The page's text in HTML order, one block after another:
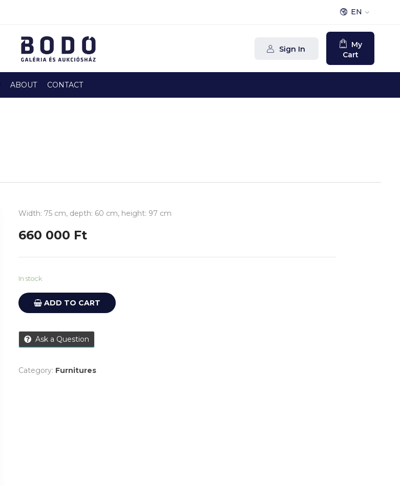
EN
Sign In
My
Cart
ABOUT CONTACT
Width: 75 cm, depth: 60 cm, height: 97 cm
660 000 Ft
In stock
ADD TO CART
Ask a Question
Category: Furnitures